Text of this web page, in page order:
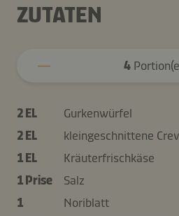
ZUTATEN
4
2 EL
Gurkenwürfel
2 EL
kleingeschnittene
1 EL
Kräuterfrischkäse
1 Prise
Salz
1
Noriblatt